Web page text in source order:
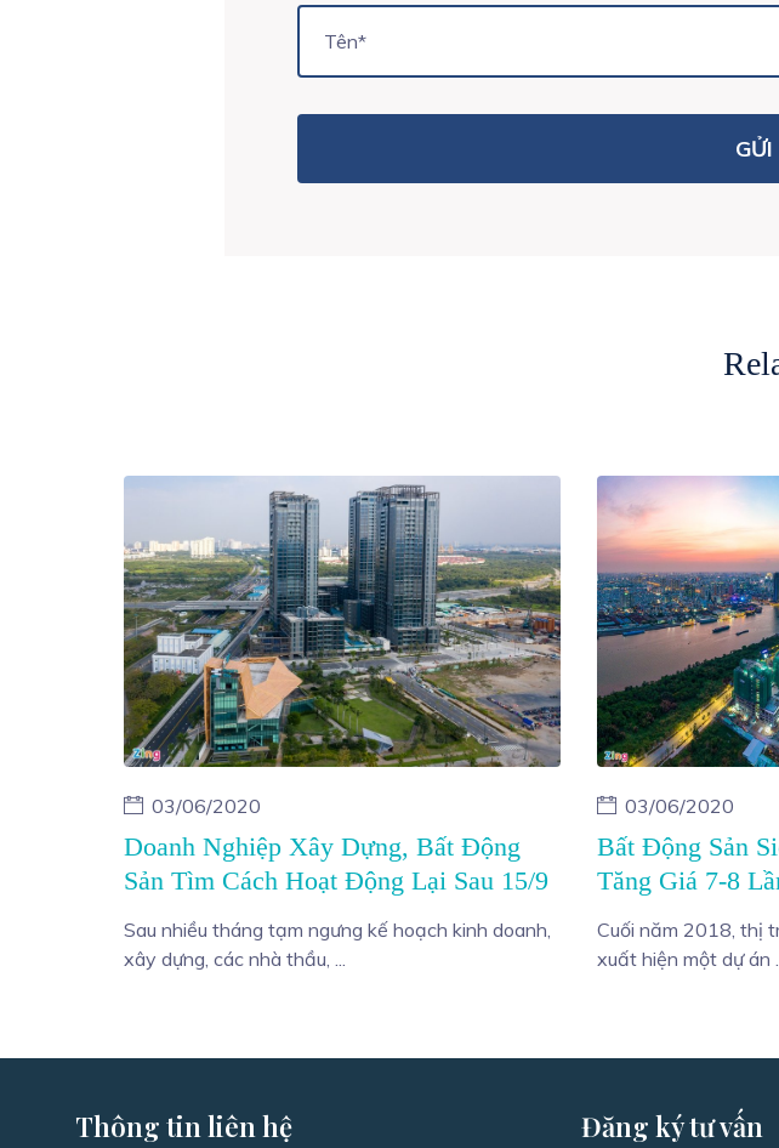
03/06/2020
Doanh Nghiệp Xây Dựng, Bất Động
Sản Tìm Cách Hoạt Động Lại Sau 15/9
Sau nhiều tháng tạm ngưng kế hoạch kinh doanh,
xây dựng, các nhà thầu, ...
03/06/2020
Bất Động Sản
Tăng Giá 7-8
Cuối năm 2018, thị
xuất hiện một dự án
Thông tin liên hệ Đăng ký tư vấn